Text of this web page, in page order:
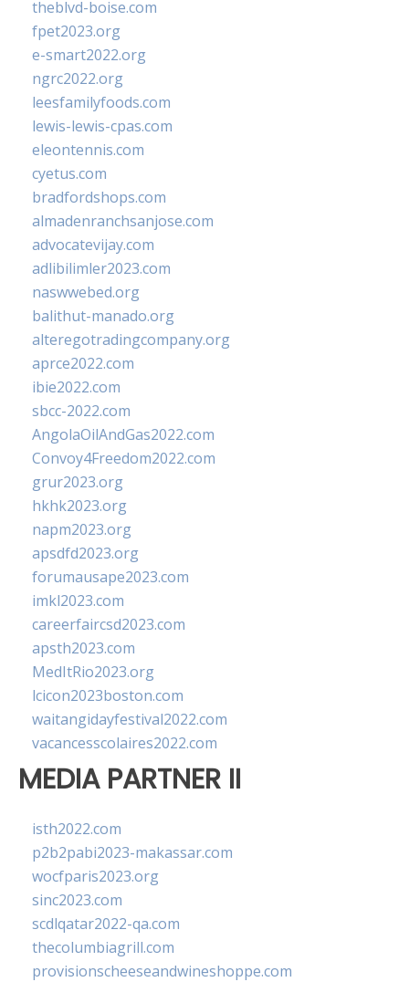
theblvd-boise.com
fpet2023.org
e-smart2022.org
ngrc2022.org
leesfamilyfoods.com
lewis-lewis-cpas.com
eleontennis.com
cyetus.com
bradfordshops.com
almadenranchsanjose.com
advocatevijay.com
adlibilimler2023.com
naswwebed.org
balithut-manado.org
alteregotradingcompany.org
aprce2022.com
ibie2022.com
sbcc-2022.com
AngolaOilAndGas2022.com
Convoy4Freedom2022.com
grur2023.org
hkhk2023.org
napm2023.org
apsdfd2023.org
forumausape2023.com
imkl2023.com
careerfaircsd2023.com
apsth2023.com
MedItRio2023.org
lcicon2023boston.com
waitangidayfestival2022.com
vacancesscolaires2022.com
MEDIA PARTNER II
isth2022.com
p2b2pabi2023-makassar.com
wocfparis2023.org
sinc2023.com
scdlqatar2022-qa.com
thecolumbiagrill.com
provisionscheeseandwineshoppe.com